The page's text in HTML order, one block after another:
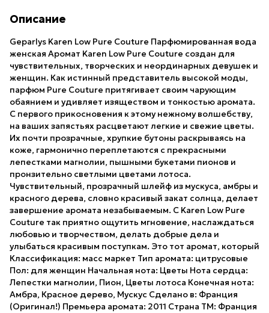
Описание
Geparlys Karen Low Pure Couture Парфюмированная вода
женская Аромат Karen Low Pure Couture создан для
чувствительных, творческих и неординарных девушек и
женщин. Как истинный представитель высокой моды,
парфюм Pure Couture притягивает своим чарующим
обаянием и удивляет изяществом и тонкостью аромата.
С первого прикосновения к этому нежному волшебству,
на ваших запястьях расцветают легкие и свежие цветы.
Их почти прозрачные, хрупкие бутоны раскрываясь на
коже, гармонично переплетаются с прекрасными
лепестками магнолии, пышными букетами пионов и
пронзительно светлыми цветами лотоса.
Чувствительный, прозрачный шлейф из мускуса, амбры и
красного дерева, словно красивый закат солнца, делает
завершение аромата незабываемым. С Karen Low Pure
Couture так приятно ощутить мгновение, наслаждаться
любовью и творчеством, делать добрые дела и
улыбаться красивым поступкам. Это тот аромат, который
Классификация: масс маркет Тип аромата: цитрусовые
Пол: для женщин Начальная нота: Цветы Нота сердца:
Лепестки магнолии, Пион, Цветы лотоса Конечная нота:
Амбра, Красное дерево, Мускус Сделано в: Франция
(Оригинал!) Премьера аромата: 2011 Страна ТМ: Франция